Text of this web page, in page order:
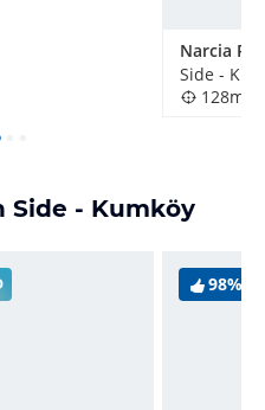
Narcia
Side -
128m
Side - Kumköy
98%